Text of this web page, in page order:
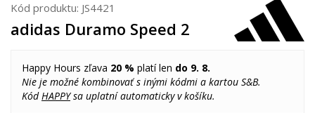
Kód produktu: JS4421
adidas Duramo Speed 2
Happy Hours zľava 20 % platí len do 9. 8.
Nie je možné kombinovať s inými kódmi a kartou S&B.
KódHAPPYsa uplatní automaticky v košíku.